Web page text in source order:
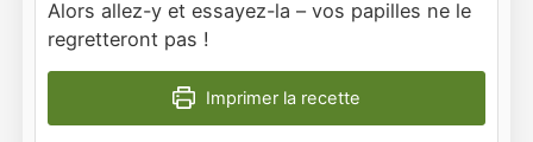
Alors allez-y et essayez-la – vos papilles ne le
regretteront pas !
Imprimer la recette